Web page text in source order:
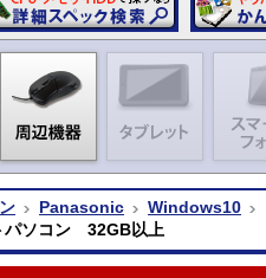
Panasonic
Windows10
ソコン 32GB以上